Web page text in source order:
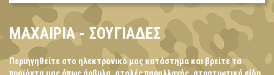
ΜΑΧΑΙΡΙΑ - ΣΟΥΓΙΑΔΕΣ
Περιηγηθείτε στο ηλεκτρονικό μας κατάστημα και βρείτε τα